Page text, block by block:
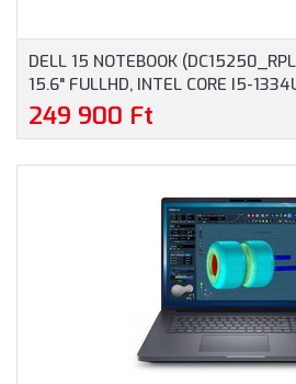
DELL 15 NOTEBOOK
15.6" FULLHD, INTEL CORE I5-
MAGYAR BILLENTYŰZET,
GARANCIA, EZÜST SZÍNBEN
249 900 Ft